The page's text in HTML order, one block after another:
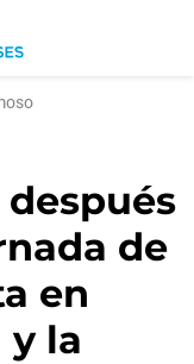
de
en
y la